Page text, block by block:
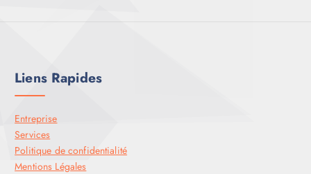
Liens Rapides
Entreprise
Services
Politique de confidentialité
Mentions Légales